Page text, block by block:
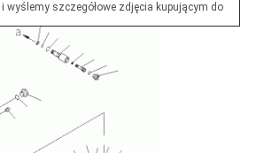
wyślemy szczegółowe zdjęcia kupującym do